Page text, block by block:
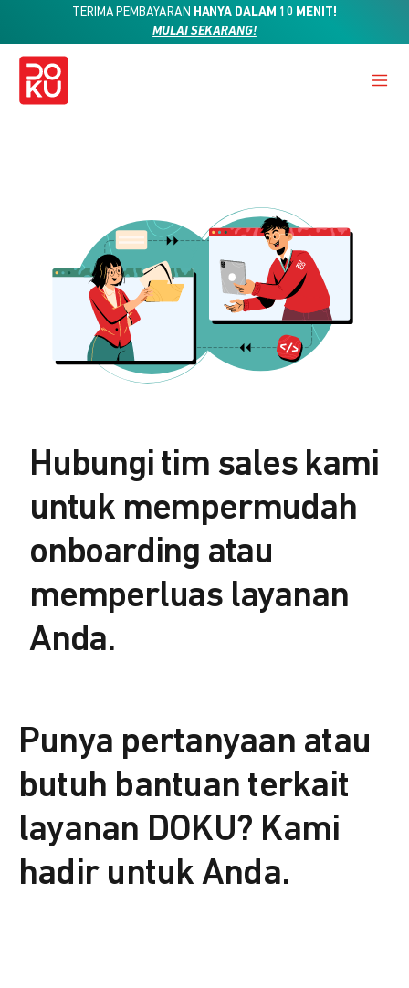
TERIMA PEMBAYARAN HANYA DALAM 10 MENIT!
MULAI SEKARANG!
Hubungi tim sales kami
untuk mempermudah
onboarding atau
memperluas layanan
Anda.
Punya pertanyaan atau
butuh bantuan terkait
layanan DOKU? Kami
hadir untuk Anda.